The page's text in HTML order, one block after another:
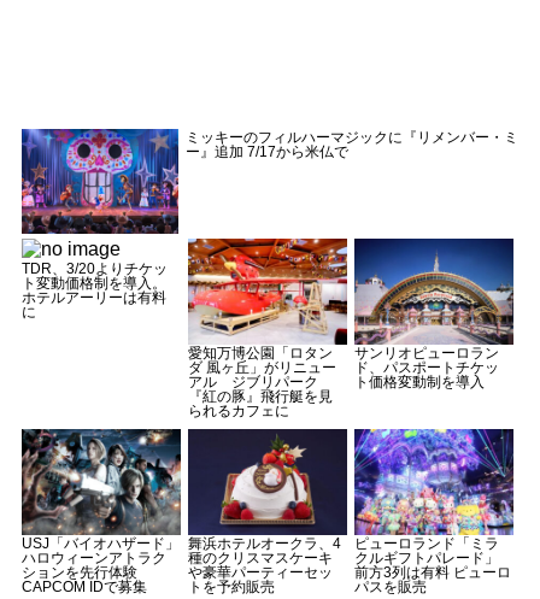
ミッキーのフィルハーマジックに『リメンバー・ミ
ー』追加 7/17から米仏で
TDR、3/20よりチケッ
ト変動価格制を導入。
ホテルアーリーは有料
に
愛知万博公園「ロタン
ダ 風ヶ丘」がリニュー
アル ジブリパーク
『紅の豚』飛行艇を見
られるカフェに
サンリオピューロラン
ド、パスポートチケッ
ト価格変動制を導入
USJ「バイオハザード」
ハロウィーンアトラク
ションを先行体験
CAPCOM IDで募集
舞浜ホテルオークラ、4
種のクリスマスケーキ
や豪華パーティーセッ
トを予約販売
ピューロランド「ミラ
クルギフトパレード」
前方3列は有料 ピューロ
パスを販売